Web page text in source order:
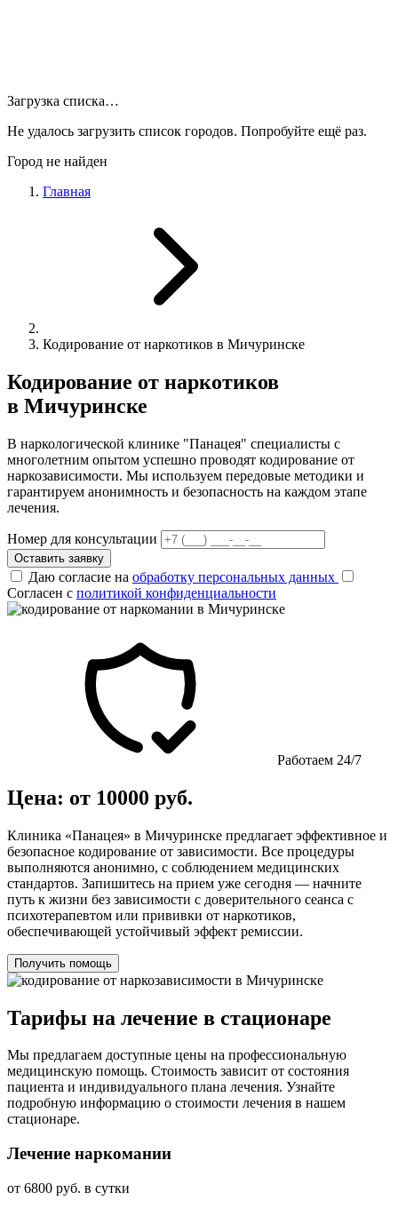
Загрузка списка…
Не удалось загрузить список городов. Попробуйте ещё раз.
Город не найден
Главная
Кодирование от наркотиков в Мичуринске
Кодирование от наркотиков
в Мичуринске
В наркологической клинике "Панацея" специалисты с
многолетним опытом успешно проводят кодирование от
наркозависимости. Мы используем передовые методики и
гарантируем анонимность и безопасность на каждом этапе
лечения.
Номер для консультации
Оставить заявку
Даю согласие на обработку персональных данных
Согласен с политикой конфиденциальности
Работаем 24/7
Цена: от 10000 руб.
Клиника «Панацея» в Мичуринске предлагает эффективное и
безопасное кодирование от зависимости. Все процедуры
выполняются анонимно, с соблюдением медицинских
стандартов. Запишитесь на прием уже сегодня — начните
путь к жизни без зависимости с доверительного сеанса с
психотерапевтом или прививки от наркотиков,
обеспечивающей устойчивый эффект ремиссии.
Получить помощь
Тарифы на лечение в стационаре
Мы предлагаем доступные цены на профессиональную
медицинскую помощь. Стоимость зависит от состояния
пациента и индивидуального плана лечения. Узнайте
подробную информацию о стоимости лечения в нашем
стационаре.
Лечение наркомании
от 6800 руб. в сутки